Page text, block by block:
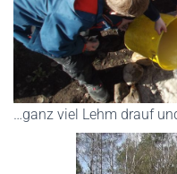
…ganz viel Lehm drauf